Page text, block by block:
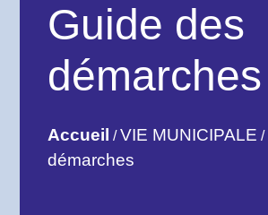
Guide des
démarches
Accueil /VIE MUNICIPALE /
démarches